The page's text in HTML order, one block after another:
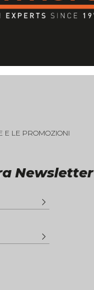
Newsletter
E LE PROMOZIONI